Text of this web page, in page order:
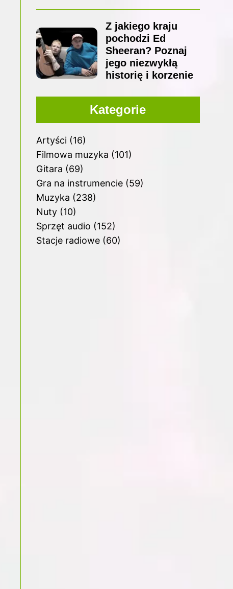
Z jakiego kraju
pochodzi Ed
Sheeran? Poznaj
jego niezwykłą
historię i korzenie
Kategorie
Artyści(16)
Filmowa muzyka (101)
Gitara (69)
Gra na instrumencie(59)
Muzyka (238)
Nuty(10)
Sprzęt audio (152)
Stacje radiowe(60)